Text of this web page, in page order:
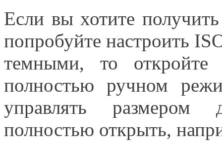
Если вы хотите получить
попробуйте настроить
темными, то
полностью ручном
управлять размером
полностью открыть,